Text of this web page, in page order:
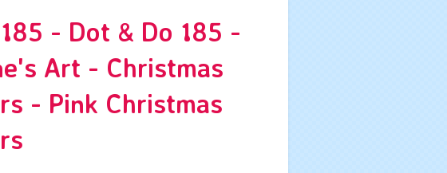
- Dot & Do 185 -
Art - Christmas
- Pink Christmas